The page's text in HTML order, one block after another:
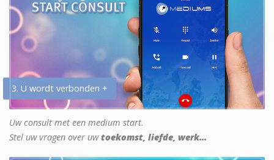
3. U wordt verbonden +
Uw consult met een medium start.
Stel uw vragen over uwtoekomst, liefde, werk...